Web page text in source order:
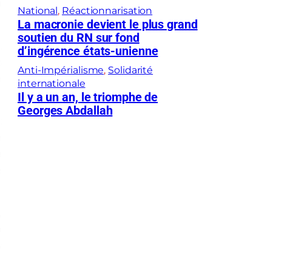
National, Réactionnarisation
La macronie devient le plus grand
soutien du RN sur fond
d’ingérence états-unienne
Anti-Impérialisme, Solidarité
internationale
Il y a un an, le triomphe de
Georges Abdallah